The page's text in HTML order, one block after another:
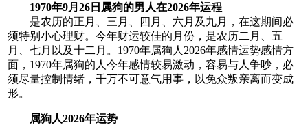
1970年9月26日属狗的男人在2026年运程
是农历的正月、三月、四月、六月及九月，在这期间必
须特别小心理财。今年财运较佳的月份，是农历二月、五
月、七月以及十二月。1970年属狗人2026年感情运势感情方
面，1970年属狗的人今年感情较易激动，容易与人争吵，必
须尽量控制情绪，千万不可意气用事，以免众叛亲离而变成
形。
属狗人2026年运势